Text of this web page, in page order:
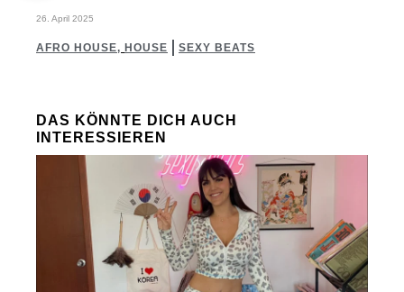
26. April 2025
AFRO HOUSE, HOUSE SEXY BEATS
DAS KÖNNTE DICH AUCH
INTERESSIEREN